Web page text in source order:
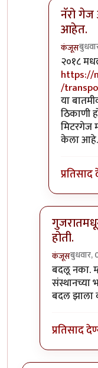
नॅरो
आहेत.
कंजूस
In reply
२०१८
https://
/
या
ठिकाणी
मिटरगेज
केला आहे.
होती.
कंजूसबुधवार,
In reply to
बदलू नका.
संस्थानच्या
बदल झाला
प्रतिसाद